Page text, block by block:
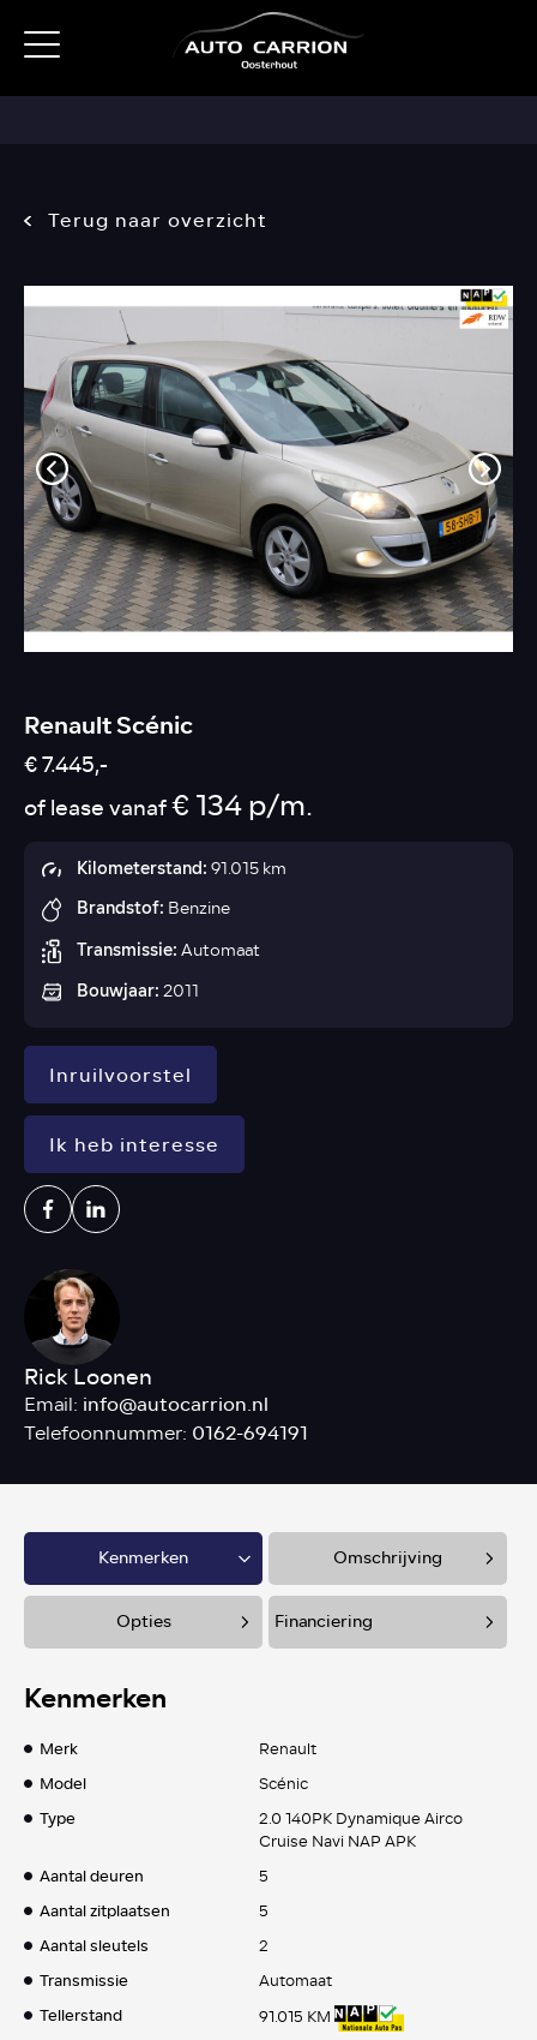
Terug naar overzicht
Renault Scénic
€ 7.445,-
of lease vanaf€ 134 p/m.
Kilometerstand:91.015 km
Brandstof: Benzine
Transmissie:Automaat
Bouwjaar:2011
Inruilvoorstel
Ik heb interesse
Rick Loonen
Email: info@autocarrion.nl
Telefoonnummer: 0162-694191
Kenmerken Omschrijving
Opties Financiering
Kenmerken
Merk
Renault
Model
Scénic
Type
2.0 140PK Dynamique Airco
Cruise Navi NAP APK
Aantal deuren
5
Aantal zitplaatsen
5
Aantal sleutels
2
Transmissie
Automaat
Tellerstand
91.015 KM